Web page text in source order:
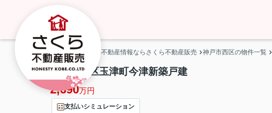
神戸市・明石市の不動産情報ならさくら不動産販売 神戸市西区の物件一覧
神戸市西区玉津町今津新築戸建
2,690万円
支払いシミュレーション